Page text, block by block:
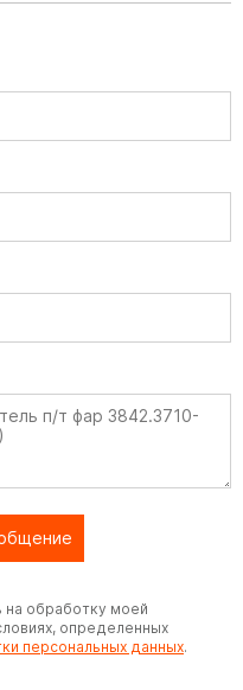
на обработку моей
определенных
персональных данных.